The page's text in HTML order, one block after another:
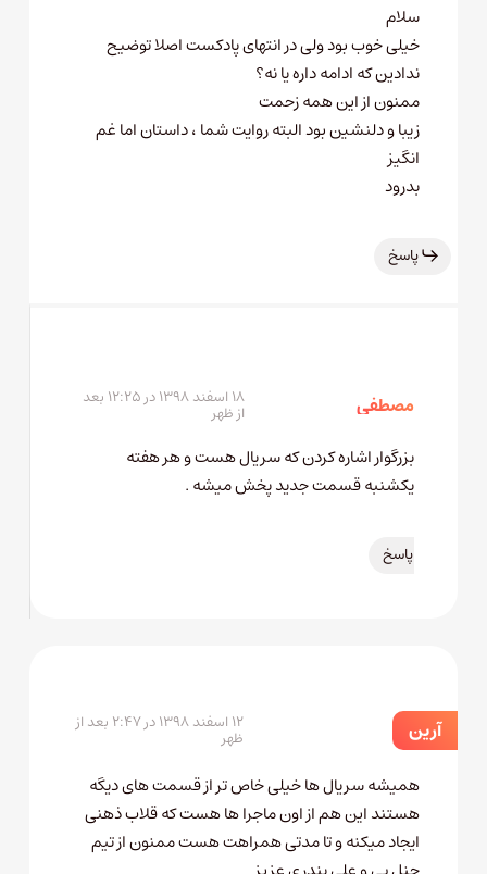
سلام
خیلی خوب بود ولی در انتهای پادکست اصلا توضیح
ندادین که ادامه داره یا نه؟
ممنون از این همه زحمت
زیبا و دلنشین بود البته روایت شما ، داستان اما غم
انگیز
بدرود
پاسخ
مصطفی ۱۸ اسفند ۱۳۹۸ در ۱۲:۲۵ بعد
از ظهر
بزرگوار اشاره کردن که سریال هست و هر هفته
یکشنبه قسمت جدید پخش میشه .
پاسخ
آرین ۱۲ اسفند ۱۳۹۸ در ۲:۴۷ بعد از
ظهر
همیشه سریال ها خیلی خاص تر از قسمت های دیگه
هستند این هم از اون ماجرا ها هست که قلاب ذهنی
ایجاد میکنه و تا مدتی همراهت هست ممنون از تیم